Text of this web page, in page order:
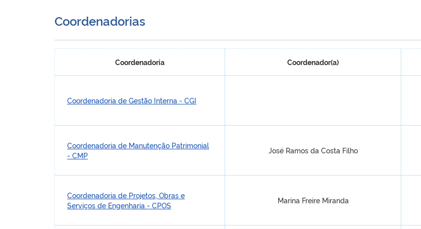
Coordenadorias
Coordenadoria Coordenador(a)
Coordenadoria de Gestão Interna - CGI
Coordenadoria de Manutenção Patrimonial
- CMP
José Ramos da Costa Filho
Coordenadoria de Projetos, Obras e
Serviços de Engenharia - CPOS
Marina Freire Miranda